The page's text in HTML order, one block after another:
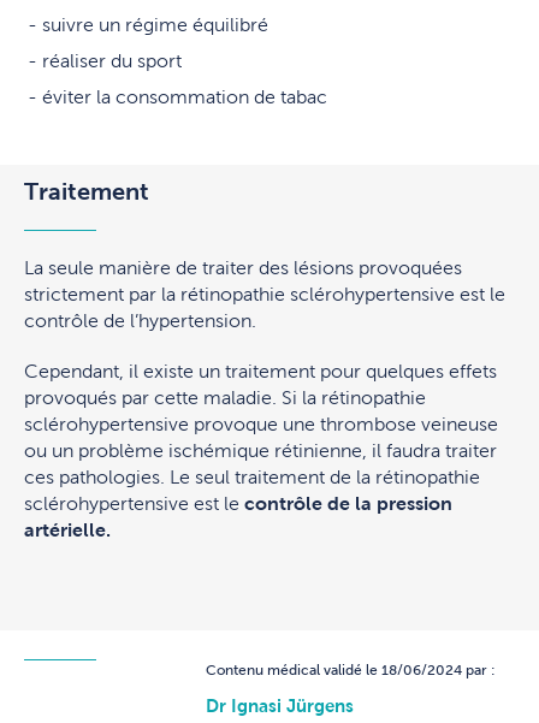
suivre un régime équilibré
réaliser du sport
éviter la consommation de tabac
Traitement
La seule manière de traiter des lésions provoquées
strictement par la rétinopathie sclérohypertensive est le
contrôle de l’hypertension.
Cependant, il existe un traitement pour quelques effets
provoqués par cette maladie. Si la rétinopathie
sclérohypertensive provoque une thrombose veineuse
ou un problème ischémique rétinienne, il faudra traiter
ces pathologies. Le seul traitement de la rétinopathie
sclérohypertensive est le contrôle de la pression
artérielle.
Contenu médical validé le 18/06/2024 par :
Dr Ignasi Jürgens